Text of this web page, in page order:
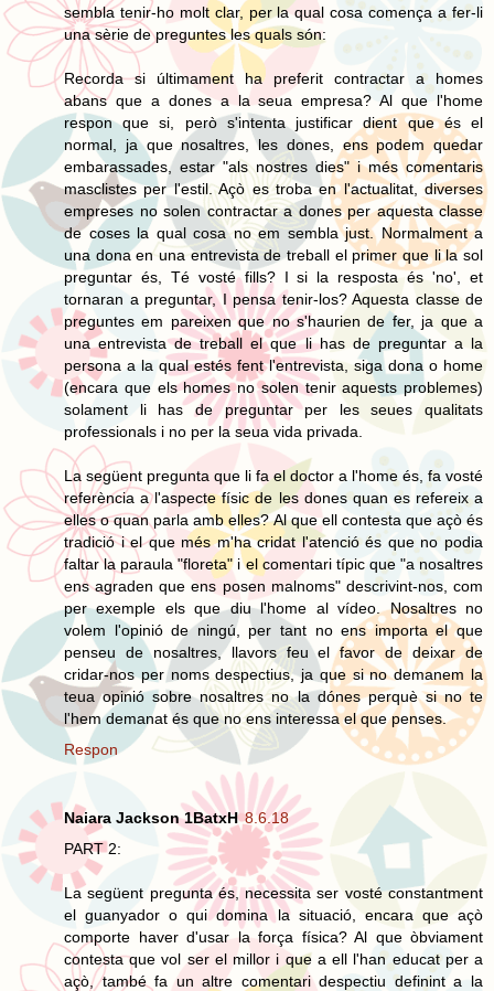
sembla tenir-ho molt clar, per la qual cosa comença a fer-li
una sèrie de preguntes les quals són:
Recorda si últimament ha preferit contractar a homes
abans que a dones a la seua empresa? Al que l'home
respon que si, però s'intenta justificar dient que és el
normal, ja que nosaltres, les dones, ens podem quedar
embarassades, estar "als nostres dies" i més comentaris
masclistes per l'estil. Açò es troba en l'actualitat, diverses
empreses no solen contractar a dones per aquesta classe
de coses la qual cosa no em sembla just. Normalment a
una dona en una entrevista de treball el primer que li la sol
preguntar és, Té vosté fills? I si la resposta és 'no', et
tornaran a preguntar, I pensa tenir-los? Aquesta classe de
preguntes em pareixen que no s'haurien de fer, ja que a
una entrevista de treball el que li has de preguntar a la
persona a la qual estés fent l'entrevista, siga dona o home
(encara que els homes no solen tenir aquests problemes)
solament li has de preguntar per les seues qualitats
professionals i no per la seua vida privada.
La següent pregunta que li fa el doctor a l'home és, fa vosté
referència a l'aspecte físic de les dones quan es refereix a
elles o quan parla amb elles? Al que ell contesta que açò és
tradició i el que més m'ha cridat l'atenció és que no podia
faltar la paraula "floreta" i el comentari típic que "a nosaltres
ens agraden que ens posen malnoms" descrivint-nos, com
per exemple els que diu l'home al vídeo. Nosaltres no
volem l'opinió de ningú, per tant no ens importa el que
penseu de nosaltres, llavors feu el favor de deixar de
cridar-nos per noms despectius, ja que si no demanem la
teua opinió sobre nosaltres no la dónes perquè si no te
l'hem demanat és que no ens interessa el que penses.
Respon
Naiara Jackson 1BatxH 8.6.18
PART 2:
La següent pregunta és, necessita ser vosté constantment
el guanyador o qui domina la situació, encara que açò
comporte haver d'usar la força física? Al que òbviament
contesta que vol ser el millor i que a ell l'han educat per a
açò, també fa un altre comentari despectiu definint a la